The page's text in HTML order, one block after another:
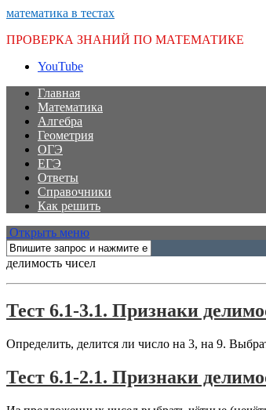
математика в тестах
ПРОВЕРКА ЗНАНИЙ ПО МАТЕМАТИКЕ
YouTube
Главная
Математика
Алгебра
Геометрия
ОГЭ
ЕГЭ
Ответы
Справочники
Как решить
Открыть меню
делимость чисел
Тест 6.1-3.1. Признаки
Определить, делится ли число на 3, на 9.
Тест 6.1-2.1. Признаки